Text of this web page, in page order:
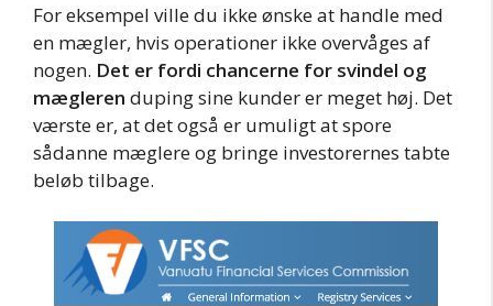
For eksempel ville du ikke ønske at handle med
en mægler, hvis operationer ikke overvåges af
nogen. Det er fordi chancerne for svindel og
mægleren duping sine kunder er meget høj. Det
værste er, at det også er umuligt at spore
sådanne mæglere og bringe investorernes tabte
beløb tilbage.